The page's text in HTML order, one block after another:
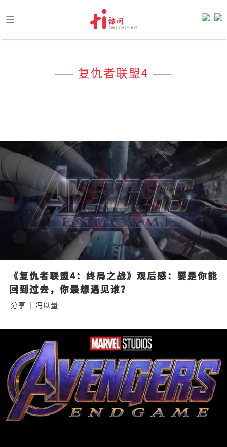
to
content
—— 复仇者联盟4 ——
《复仇者联盟4：终局之战》观后感：要是你能
回到过去，你最想遇见谁？
分享 | 冯以量